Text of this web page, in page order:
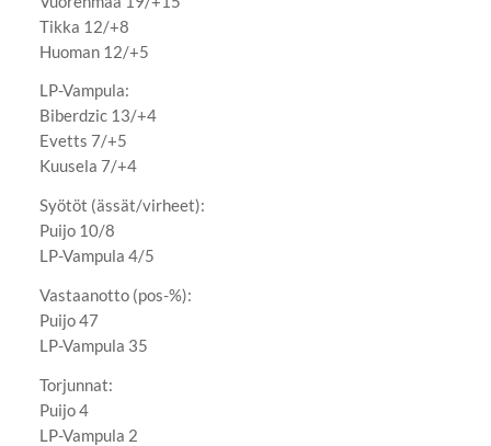
Tikka 12/+8
Huoman 12/+5
LP-Vampula:
Biberdzic 13/+4
Evetts 7/+5
Kuusela 7/+4
Syötöt (ässät/virheet):
Puijo 10/8
LP-Vampula 4/5
Vastaanotto (pos-%):
Puijo 47
LP-Vampula 35
Torjunnat:
Puijo 4
LP-Vampula 2